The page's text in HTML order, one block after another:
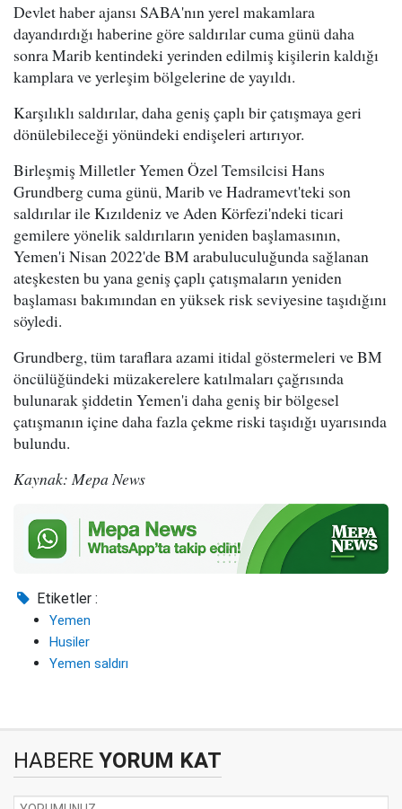
Devlet haber ajansı SABA'nın yerel makamlara
dayandırdığı haberine göre saldırılar cuma günü daha
sonra Marib kentindeki yerinden edilmiş kişilerin kaldığı
kamplara ve yerleşim bölgelerine de yayıldı.
Karşılıklı saldırılar, daha geniş çaplı bir çatışmaya geri
dönülebileceği yönündeki endişeleri artırıyor.
Birleşmiş Milletler Yemen Özel Temsilcisi Hans
Grundberg cuma günü, Marib ve Hadramevt'teki son
saldırılar ile Kızıldeniz ve Aden Körfezi'ndeki ticari
gemilere yönelik saldırıların yeniden başlamasının,
Yemen'i Nisan 2022'de BM arabuluculuğunda sağlanan
ateşkesten bu yana geniş çaplı çatışmaların yeniden
başlaması bakımından en yüksek risk seviyesine taşıdığını
söyledi.
Grundberg, tüm taraflara azami itidal göstermeleri ve BM
öncülüğündeki müzakerelere katılmaları çağrısında
bulunarak şiddetin Yemen'i daha geniş bir bölgesel
çatışmanın içine daha fazla çekme riski taşıdığı uyarısında
bulundu.
Kaynak: Mepa News
Etiketler :
Yemen
Husiler
Yemen saldırı
HABERE YORUM KAT